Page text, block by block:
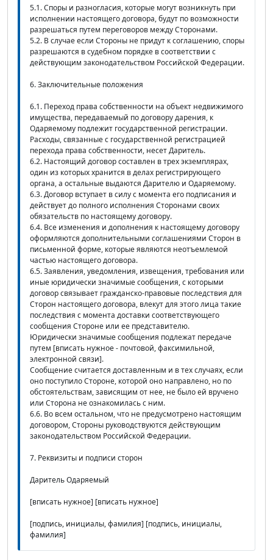
5.1. Споры и разногласия, которые могут возникнуть при
исполнении настоящего договора, будут по возможности
разрешаться путем переговоров между Сторонами.
5.2. В случае если Стороны не придут к соглашению, споры
разрешаются в судебном порядке в соответствии с
действующим законодательством Российской Федерации.
6. Заключительные положения
6.1. Переход права собственности на объект недвижимого
имущества, передаваемый по договору дарения, к
Одаряемому подлежит государственной регистрации.
Расходы, связанные с государственной регистрацией
перехода права собственности, несет Даритель.
6.2. Настоящий договор составлен в трех экземплярах,
один из которых хранится в делах регистрирующего
органа, а остальные выдаются Дарителю и Одаряемому.
6.3. Договор вступает в силу с момента его подписания и
действует до полного исполнения Сторонами своих
обязательств по настоящему договору.
6.4. Все изменения и дополнения к настоящему договору
оформляются дополнительными соглашениями Сторон в
письменной форме, которые являются неотъемлемой
частью настоящего договора.
6.5. Заявления, уведомления, извещения, требования или
иные юридически значимые сообщения, с которыми
договор связывает гражданско-правовые последствия для
Сторон настоящего договора, влекут для этого лица такие
последствия с момента доставки соответствующего
сообщения Стороне или ее представителю.
Юридически значимые сообщения подлежат передаче
путем [вписать нужное - почтовой, факсимильной,
электронной связи].
Сообщение считается доставленным и в тех случаях, если
оно поступило Стороне, которой оно направлено, но по
обстоятельствам, зависящим от нее, не было ей вручено
или Сторона не ознакомилась с ним.
6.6. Во всем остальном, что не предусмотрено настоящим
договором, Стороны руководствуются действующим
законодательством Российской Федерации.
7. Реквизиты и подписи сторон
Даритель Одаряемый
[вписать нужное] [вписать нужное]
[подпись, инициалы, фамилия] [подпись, инициалы,
фамилия]